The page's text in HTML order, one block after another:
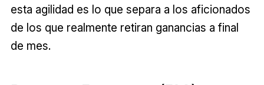
esta agilidad es lo que separa a los aficionados
de los que realmente retiran ganancias a final
de mes.